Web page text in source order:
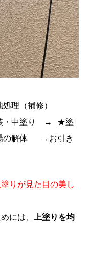
（補修）
中塗り → ★塗
解体 →お引き
りが見た目の美し
には、
上塗りを均